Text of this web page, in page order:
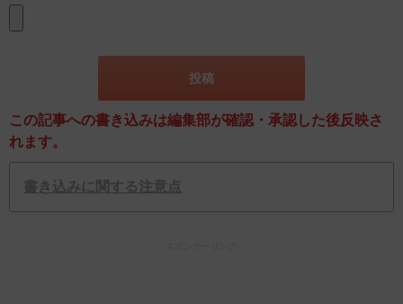
この記事への書き込みは編集部が確認・承認した後反映さ
れます。
書き込みに関する注意点